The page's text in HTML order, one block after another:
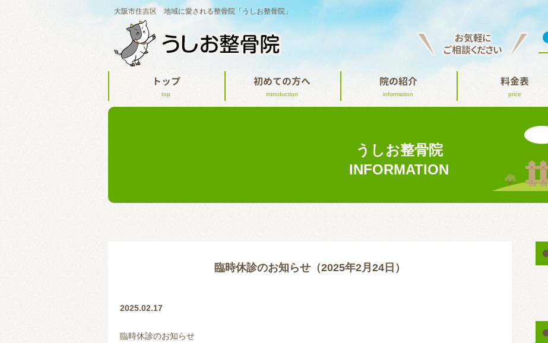
大阪市住吉区 地域に愛される整骨院「うしお整骨院」
お気軽に
ご相談ください
トップ
top
初めての方へ
introduction
院の紹介
information
料金表
price
うしお整骨院
INFORMATION
臨時休診のお知らせ（2025年2月24日）
2025.02.17
臨時休診のお知らせ